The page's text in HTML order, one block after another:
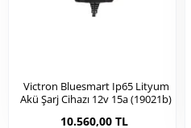
Victron Bluesmart Ip65 Lityum
Akü Şarj Cihazı 12v 15a (19021b)
10.560,00 TL